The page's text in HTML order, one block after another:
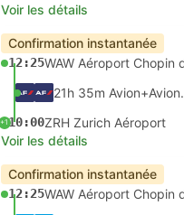
Voir les détails
Confirmation instantanée
12:25
21h 35m Avion+Avion.
+110:00ZRH Zurich Aéroport
Voir les détails
Confirmation instantanée
12:25